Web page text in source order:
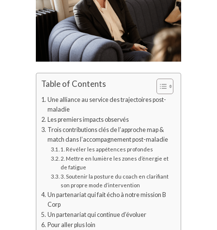
Table of Contents
Une alliance au service des trajectoires post-
maladie
Les premiers impacts observés
Trois contributions clés de l’approche map &
match dans l’accompagnement post-maladie
1. Révéler les appétences profondes
2. Mettre en lumière les zones d’énergie et
de fatigue
3. Soutenir la posture du coach en clarifiant
son propre mode d’intervention
Un partenariat qui fait écho à notre mission B
Corp
Un partenariat qui continue d’évoluer
Pour aller plus loin